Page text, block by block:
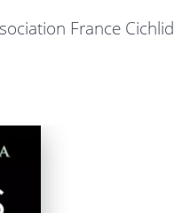
France Cichlid